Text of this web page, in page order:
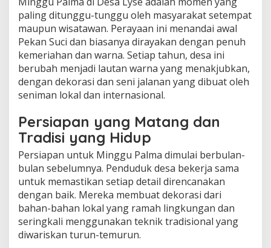
paling ditunggu-tunggu oleh masyarakat setempat
maupun wisatawan. Perayaan ini menandai awal
Pekan Suci dan biasanya dirayakan dengan penuh
kemeriahan dan warna. Setiap tahun, desa ini
berubah menjadi lautan warna yang menakjubkan,
dengan dekorasi dan seni jalanan yang dibuat oleh
seniman lokal dan internasional.
Persiapan yang Matang dan
Tradisi yang Hidup
Persiapan untuk Minggu Palma dimulai berbulan-
bulan sebelumnya. Penduduk desa bekerja sama
untuk memastikan setiap detail direncanakan
dengan baik. Mereka membuat dekorasi dari
bahan-bahan lokal yang ramah lingkungan dan
seringkali menggunakan teknik tradisional yang
diwariskan turun-temurun.